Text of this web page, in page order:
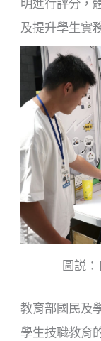
明進行評分，
及提升學生實
圖説
教育部國民及
學生技職教育